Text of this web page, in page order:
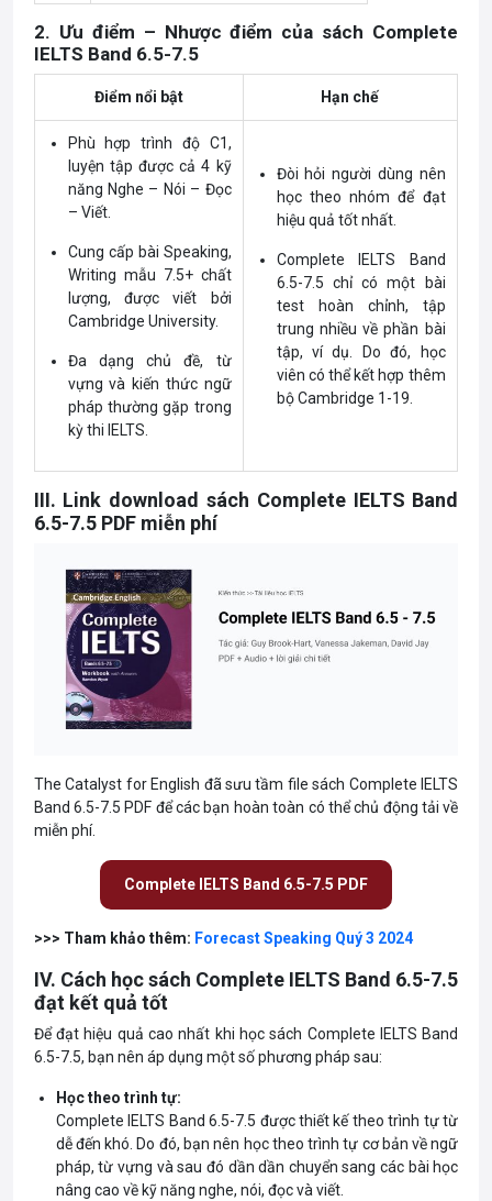
2. Ưu điểm – Nhược điểm của sách Complete
IELTS Band 6.5-7.5
Điểm nổi bật Hạn chế
Phù hợp trình độ C1,
luyện tập được cả 4 kỹ
năng Nghe – Nói – Đọc
– Viết.
Cung cấp bài Speaking,
Writing mẫu 7.5+ chất
lượng, được viết bởi
Cambridge University.
Đa dạng chủ đề, từ
vựng và kiến thức ngữ
pháp thường gặp trong
kỳ thi IELTS.
Đòi hỏi người dùng nên
học theo nhóm để đạt
hiệu quả tốt nhất.
Complete IELTS Band
6.5-7.5 chỉ có một bài
test hoàn chỉnh, tập
trung nhiều về phần bài
tập, ví dụ. Do đó, học
viên có thể kết hợp thêm
bộ Cambridge 1-19.
III. Link download sách Complete IELTS Band
6.5-7.5 PDF miễn phí
The Catalyst for English đã sưu tầm file sách Complete IELTS
Band 6.5-7.5 PDF để các bạn hoàn toàn có thể chủ động tải về
miễn phí.
Complete IELTS Band 6.5-7.5 PDF
>>> Tham khảo thêm: Forecast Speaking Quý 3 2024
IV. Cách học sách Complete IELTS Band 6.5-7.5
đạt kết quả tốt
Để đạt hiệu quả cao nhất khi học sách Complete IELTS Band
6.5-7.5, bạn nên áp dụng một số phương pháp sau:
Học theo trình tự:
Complete IELTS Band 6.5-7.5 được thiết kế theo trình tự từ
dễ đến khó. Do đó, bạn nên học theo trình tự cơ bản về ngữ
pháp, từ vựng và sau đó dần dần chuyển sang các bài học
nâng cao về kỹ năng nghe, nói, đọc và viết.